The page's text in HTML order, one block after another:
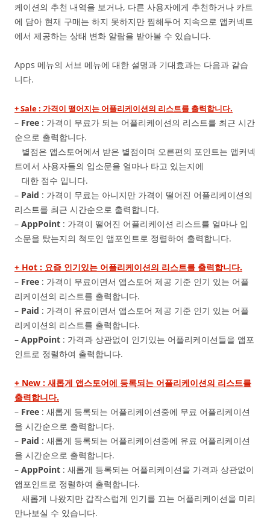
케이션의 추천 내역을 보거나, 다른 사용자에게 추천하거나 카트
에 담아 현재 구매는 하지 못하지만 찜해두어 지속으로 앱커넥트
에서 제공하는 상태 변화 알람을 받아볼 수 있습니다.
Apps 메뉴의 서브 메뉴에 대한 설명과 기대효과는 다음과 같습
니다.
+ Sale : 가격이 떨어지는 어플리케이션의 리스트를 출력합니다.
– Free : 가격이 무료가 되는 어플리케이션의 리스트를 최근 시간
순으로 출력합니다.
별점은 앱스토어에서 받은 별점이며 오른편의 포인트는 앱커넥
트에서 사용자들의 입소문을 얼마나 타고 있는지에
대한 점수 입니다.
– Paid : 가격이 무료는 아니지만 가격이 떨어진 어플리케이션의
리스트를 최근 시간순으로 출력합니다.
– AppPoint : 가격이 떨어진 어플리케이션 리스트를 얼마나 입
소문을 탔는지의 척도인 앱포인트로 정렬하여 출력합니다.
+ Hot : 요즘 인기있는 어플리케이션의 리스트를 출력합니다.
– Free : 가격이 무료이면서 앱스토어 제공 기준 인기 있는 어플
리케이션의 리스트를 출력합니다.
– Paid : 가격이 유료이면서 앱스토어 제공 기준 인기 있는 어플
리케이션의 리스트를 출력합니다.
– AppPoint : 가격과 상관없이 인기있는 어플리케이션들을 앱포
인트로 정렬하여 출력합니다.
+ New : 새롭게 앱스토어에 등록되는 어플리케이션의 리스트를
출력합니다.
– Free : 새롭게 등록되는 어플리케이션중에 무료 어플리케이션
을 시간순으로 출력합니다.
– Paid : 새롭게 등록되는 어플리케이션중에 유료 어플리케이션
을 시간순으로 출력합니다.
– AppPoint : 새롭게 등록되는 어플리케이션을 가격과 상관없이
앱포인트로 정렬하여 출력합니다.
새롭게 나왔지만 갑작스럽게 인기를 끄는 어플리케이션을 미리
만나보실 수 있습니다.